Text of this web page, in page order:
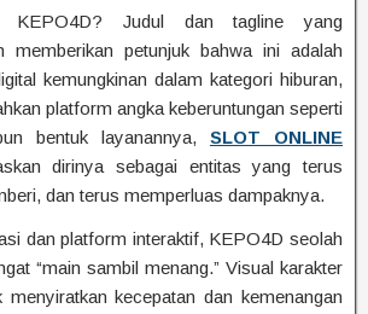
KEPO4D? Judul dan tagline yang
memberikan petunjuk bahwa ini adalah
kemungkinan dalam kategori hiburan,
platform angka keberuntungan seperti
bentuk layanannya, SLOT ONLINE
dirinya sebagai entitas yang terus
dan terus memperluas dampaknya.
dan platform interaktif, KEPO4D seolah
“main sambil menang.” Visual karakter
menyiratkan kecepatan dan kemenangan